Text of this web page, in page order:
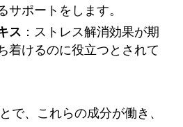
サポートをします。
ス ：ストレス解消効果が期
着けるのに役立つとされて
で、これらの成分が働き、